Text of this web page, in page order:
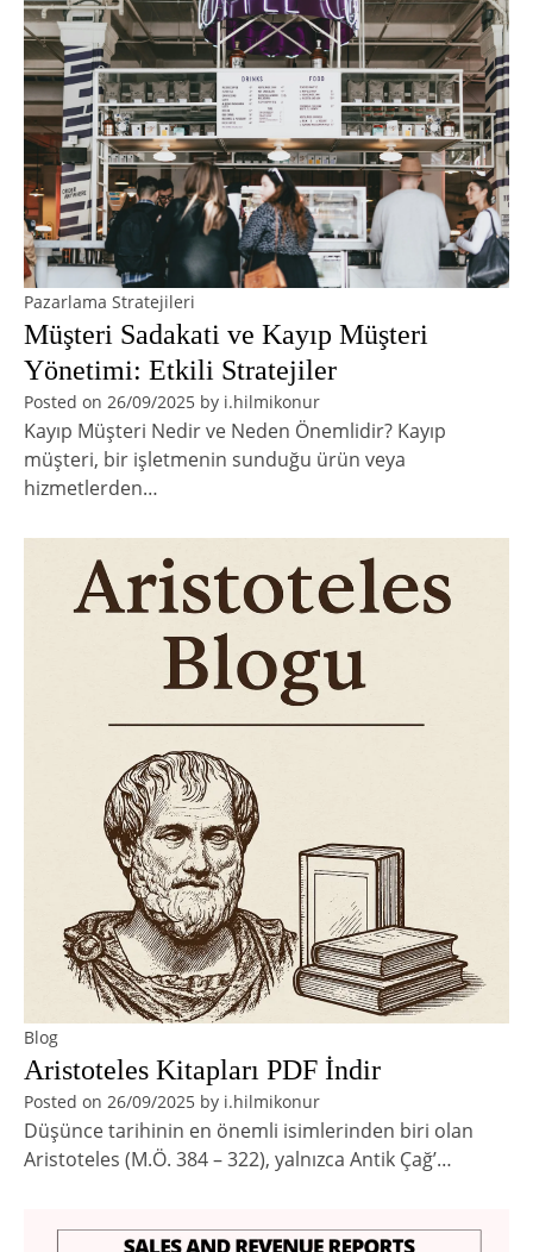
Pazarlama Stratejileri
Müşteri Sadakati ve Kayıp Müşteri
Yönetimi: Etkili Stratejiler
Posted on 26/09/2025 by i.hilmikonur
Kayıp Müşteri Nedir ve Neden Önemlidir? Kayıp
müşteri, bir işletmenin sunduğu ürün veya
hizmetlerden…
Blog
Aristoteles Kitapları PDF İndir
Posted on 26/09/2025 by i.hilmikonur
Düşünce tarihinin en önemli isimlerinden biri olan
Aristoteles (M.Ö. 384 – 322), yalnızca Antik Çağ’…